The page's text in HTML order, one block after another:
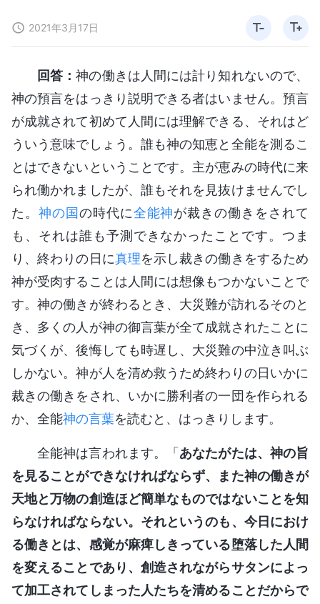
2021年3月17日
回答：神の働きは人間には計り知れないので、
神の預言をはっきり説明できる者はいません。預言
が成就されて初めて人間には理解できる、それはど
ういう意味でしょう。誰も神の知恵と全能を測るこ
とはできないということです。主が恵みの時代に来
られ働かれましたが、誰もそれを見抜けませんでし
た。 神の国の時代に全能神が裁きの働きをされて
も、それは誰も予測できなかったことです。つま
り、終わりの日に真理を示し裁きの働きをするため
神が受肉することは人間には想像もつかないことで
す。神の働きが終わるとき、大災難が訪れるそのと
き、多くの人が神の御言葉が全て成就されたことに
気づくが、後悔しても時遅し、大災難の中泣き叫ぶ
しかない。神が人を清め救うため終わりの日いかに
裁きの働きをされ、いかに勝利者の一団を作られる
か、全能神の言葉を読むと、はっきりします。
全能神は言われます。「あなたがたは、神の旨
を見ることができなければならず、また神の働きが
天地と万物の創造ほど簡単なものではないことを知
らなければならない。それというのも、今日におけ
る働きとは、感覚が麻痺しきっている堕落した人間
を変えることであり、創造されながらサタンによっ
て加工されてしまった人たちを清めることだからで